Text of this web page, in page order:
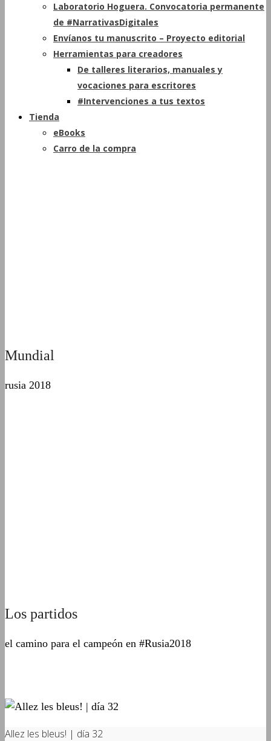
Laboratorio Hoguera. Convocatoria permanente
de #NarrativasDigitales
Envíanos tu manuscrito – Proyecto editorial
Herramientas para creadores
De talleres literarios, manuales y
vocaciones para escritores
#Intervenciones a tus textos
Tienda
eBooks
Carro de la compra
Mundial
rusia 2018
Los partidos
el camino para el campeón en #Rusia2018
Allez les bleus! | día 32